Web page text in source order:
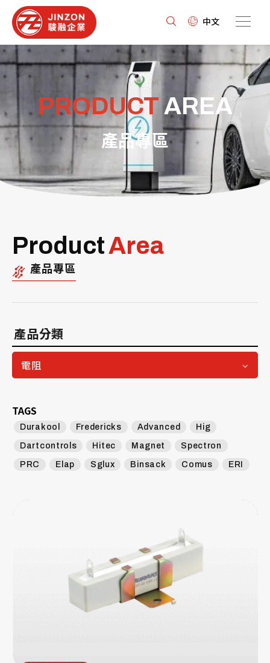
中文
PRODUCTAREA
產品專區
ProductArea
產品專區
產品分類
電阻
TAGS
Durakool Fredericks Advanced Hig
Dartcontrols Hitec Magnet Spectron
PRC Elap Sglux Binsack Comus ERI